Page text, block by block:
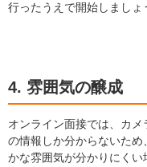
行ったうえで開始しましょ
4. 雰囲気の醸成
オンライン面接では、カメ
の情報しか分からないため
かな雰囲気が分かりにくい